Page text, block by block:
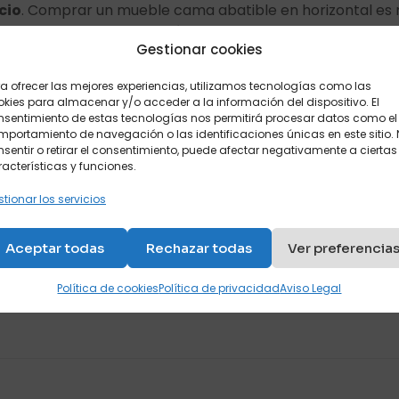
Gestionar cookies
ofrecer las mejores experiencias, utilizamos tecnologías como las
para almacenar y/o acceder a la información del dispositivo. El
de estas tecnologías nos permitirá procesar datos como el
de navegación o las identificaciones únicas en este sitio.
o retirar el consentimiento, puede afectar negativamente a ciertas
y funciones.
los servicios
Aceptar todas Rechazar todas Ver preferencias
Política de cookiesPolítica de privacidadAviso Legal
. Comprar un mueble cama abatible en horizontal
pocas veces. También ahorra todo ese espacio,
muebles cama abatibles en horizontal esque sirven
Es muy útil para las visitas inesperadas o
abatibles en horizontal ofrecen muy pocas tareas
el de cualquier sofá o butaca que tengas en tu vivienda.
son muy fáciles de usar y aportan un mecanismo
contienen. A su vez ocupan muy poco espacio, por lo
cama abatibles en horizontal son aptos para todo
aplicables en casas particulares, despachos,